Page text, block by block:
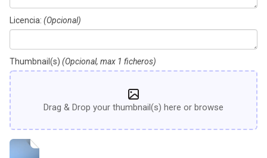
Licencia: (Opcional)
Thumbnail(s) (Opcional, max 1 ficheros)
Drag & Drop your thumbnail(s) here or browse